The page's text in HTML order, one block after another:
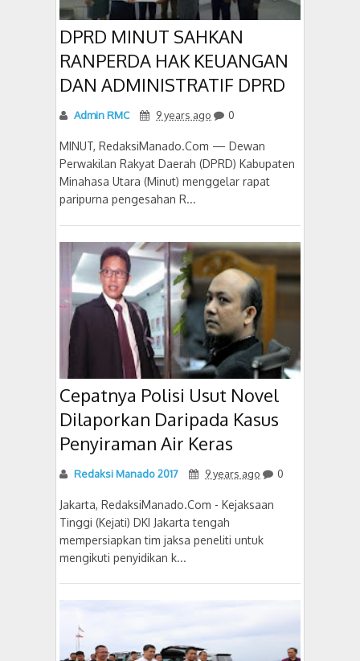
DPRD MINUT SAHKAN
RANPERDA HAK KEUANGAN
DAN ADMINISTRATIF DPRD
Admin RMC 9 years ago 0
MINUT, RedaksiManado.Com — Dewan
Perwakilan Rakyat Daerah (DPRD) Kabupaten
Minahasa Utara (Minut) menggelar rapat
paripurna pengesahan R...
Cepatnya Polisi Usut Novel
Dilaporkan Daripada Kasus
Penyiraman Air Keras
Redaksi Manado 2017 9 years ago 0
Jakarta, RedaksiManado.Com - Kejaksaan
Tinggi (Kejati) DKI Jakarta tengah
mempersiapkan tim jaksa peneliti untuk
mengikuti penyidikan k...